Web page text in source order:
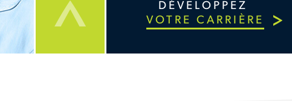
DÉVELOPPEZ
VOTRE CARRIÈRE